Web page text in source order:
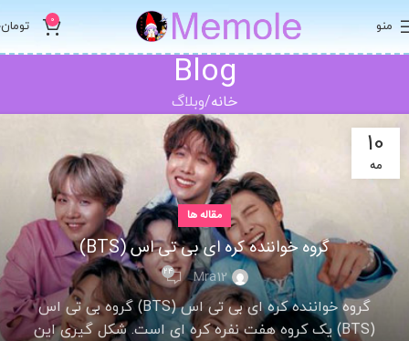
منو 0 تومان
Blog
خانه وبلاگ
10
مه
مقاله ها
گروه خواننده کره ای بی تی اس (BTS)
Mra12
24
گروه خواننده کره ای بی تی اس (BTS) گروه بی تی اس
(BTS) یک کروه هفت نفره کره ای است. شکل گیری این